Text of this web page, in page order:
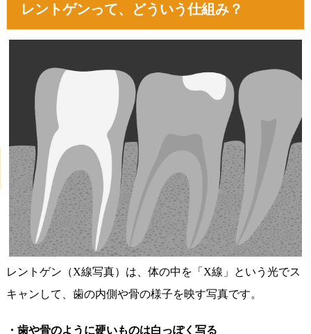
レントゲンって、どういう仕組み？
レントゲン（X線写真）は、体の中を「X線」という光でス
キャンして、歯の内側や骨の様子を映す写真です。
・歯や骨のように硬いものは白っぽく写る